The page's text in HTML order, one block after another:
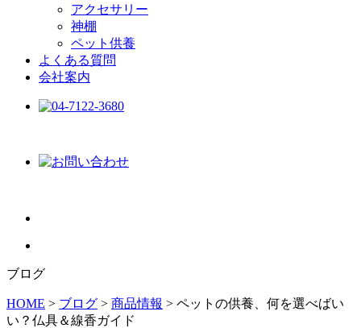
アクセサリー
神棚
ペット供養
よくある質問
会社案内
ブログ
HOME > ブログ > 商品情報 > ペットの供養、何を選べばい
い？仏具＆線香ガイド